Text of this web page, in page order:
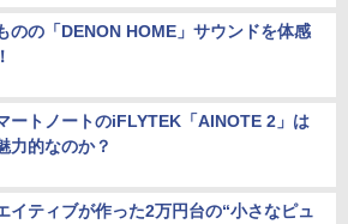
のの「DENON HOME」サウンドを体感
ートノートのiFLYTEK「AINOTE 2」は
力的なのか？
イティブが作った2万円台の“小さなピュ